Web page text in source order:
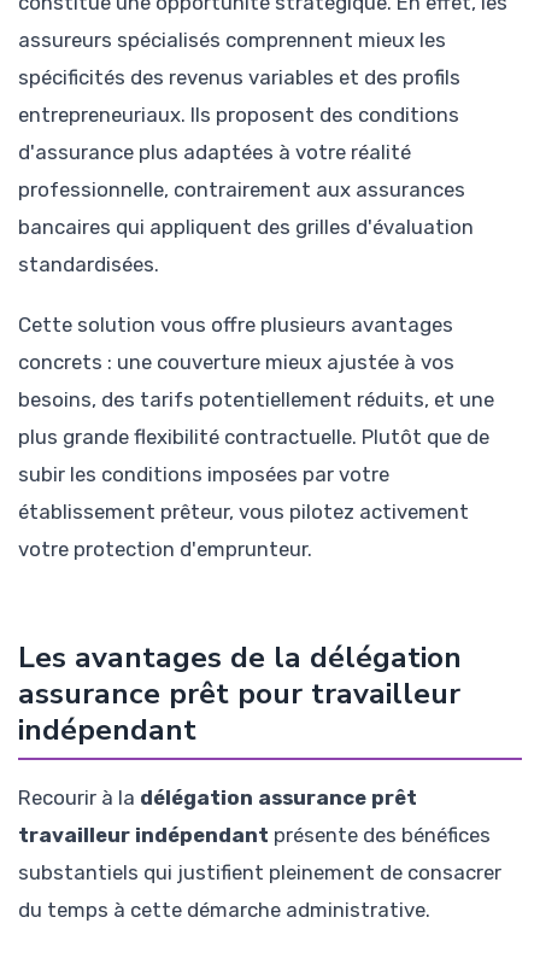
assureurs spécialisés comprennent mieux les
spécificités des revenus variables et des profils
entrepreneuriaux. Ils proposent des conditions
d'assurance plus adaptées à votre réalité
professionnelle, contrairement aux assurances
bancaires qui appliquent des grilles d'évaluation
standardisées.
Cette solution vous offre plusieurs avantages
concrets : une couverture mieux ajustée à vos
besoins, des tarifs potentiellement réduits, et une
plus grande flexibilité contractuelle. Plutôt que de
subir les conditions imposées par votre
établissement prêteur, vous pilotez activement
votre protection d'emprunteur.
Les avantages de la délégation
assurance prêt pour travailleur
indépendant
Recourir à la délégation assurance prêt
travailleur indépendant présente des bénéfices
substantiels qui justifient pleinement de consacrer
du temps à cette démarche administrative.